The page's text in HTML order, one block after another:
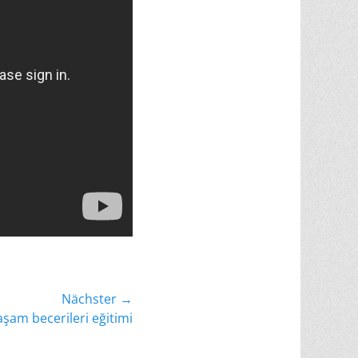
Nächster →
becerileri eğitimi